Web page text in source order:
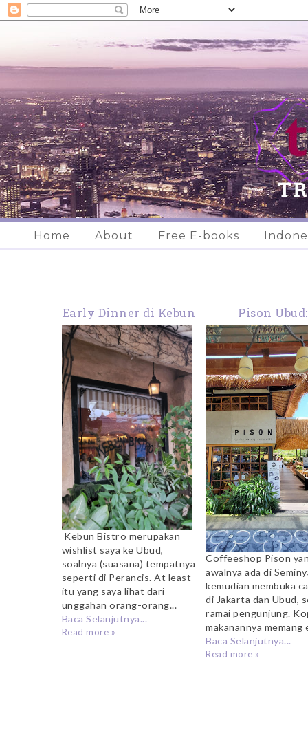
Home About Free E-books
Early Dinner di Kebun
Bistro Ubud
Kebun Bistro merupakan
wishlist saya ke Ubud,
soalnya (suasana) tempatnya
seperti di Perancis. At least
itu yang saya lihat dari
unggahan orang-orang...
Baca Selanjutnya...
Read more »
Pison Ubud:
Coffeeshop
Yang Selalu
Coffeeshop Pison
awalnya ada di
kemudian membuka
di Jakarta dan Ubud,
ramai pengunjung.
makanannya memang
Baca Selanjutnya...
Read more »